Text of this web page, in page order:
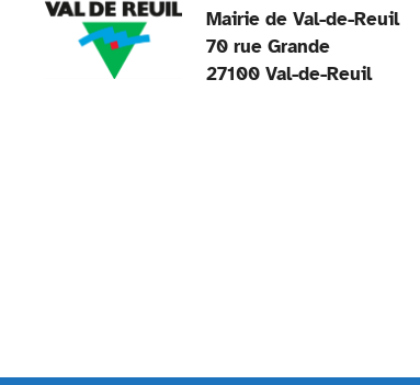
Mairie de Val-de-Reuil
70 rue Grande
27100 Val-de-Reuil